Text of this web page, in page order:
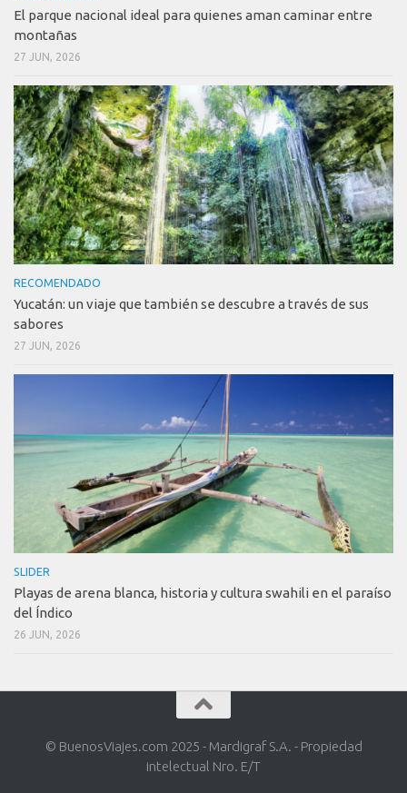
El parque nacional ideal para quienes aman caminar entre
montañas
27 JUN, 2026
RECOMENDADO
Yucatán: un viaje que también se descubre a través de sus
sabores
27 JUN, 2026
SLIDER
Playas de arena blanca, historia y cultura swahili en el paraíso
del Índico
26 JUN, 2026
© BuenosViajes.com 2025 - Mardigraf S.A. - Propiedad
intelectual Nro. E/T